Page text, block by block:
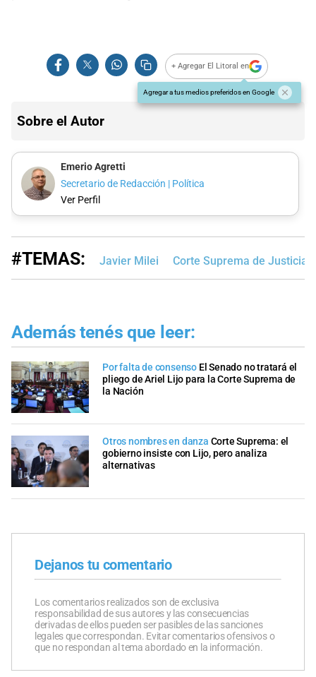
+ Agregar El Litoral en
Agregar a tus medios preferidos en Google
Sobre el Autor
Emerio Agretti
Secretario de Redacción | Política
Ver Perfil
#TEMAS: Javier Milei Corte Suprema de Justicia
Además tenés que leer:
Por falta de consenso El Senado no tratará el
pliego de Ariel Lijo para la Corte Suprema de
la Nación
Otros nombres en danza Corte Suprema: el
gobierno insiste con Lijo, pero analiza
alternativas
Dejanos tu comentario
Los comentarios realizados son de exclusiva
responsabilidad de sus autores y las consecuencias
derivadas de ellos pueden ser pasibles de las sanciones
legales que correspondan. Evitar comentarios ofensivos o
que no respondan al tema abordado en la información.